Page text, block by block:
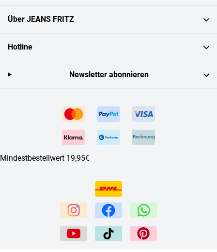
Über JEANS FRITZ
Hotline
Rechnung
Mindestbestellwert 19,95€
Newsletter abonnieren